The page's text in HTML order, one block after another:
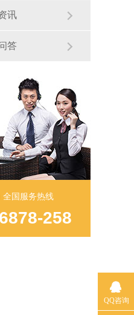
讯
答
全国服务热线
258
QQ咨询